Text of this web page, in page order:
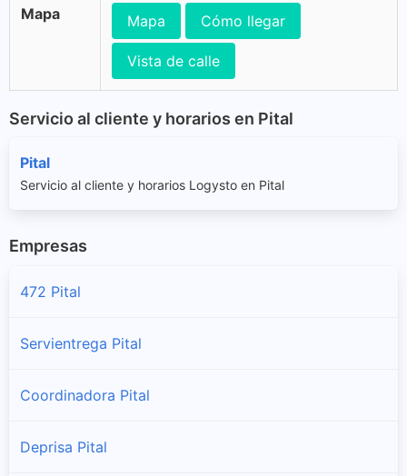
Mapa Mapa Cómo llegar
Vista de calle
Servicio al cliente y horarios en Pital
Pital
Servicio al cliente y horarios Logysto en Pital
Empresas
472 Pital
Servientrega Pital
Coordinadora Pital
Deprisa Pital